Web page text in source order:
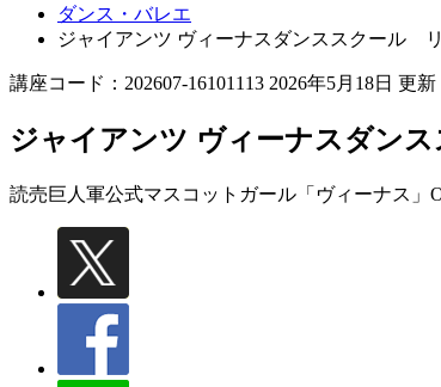
ダンス・バレエ
ジャイアンツ ヴィーナスダンススクール
講座コード：202607-16101113 2026年5月18日 更新
ジャイアンツ ヴィーナスダン
読売巨人軍公式マスコットガール「ヴィーナス」